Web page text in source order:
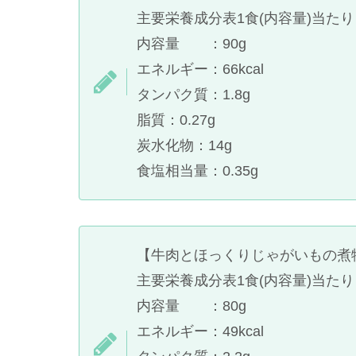
主要栄養成分表1食(内容量)当たり
内容量 ：90g
エネルギー：66kcal
タンパク質：1.8g
脂質：0.27g
炭水化物：14g
食塩相当量：0.35g
【牛肉とほっくりじゃがいもの煮
主要栄養成分表1食(内容量)当たり
内容量 ：80g
エネルギー：49kcal